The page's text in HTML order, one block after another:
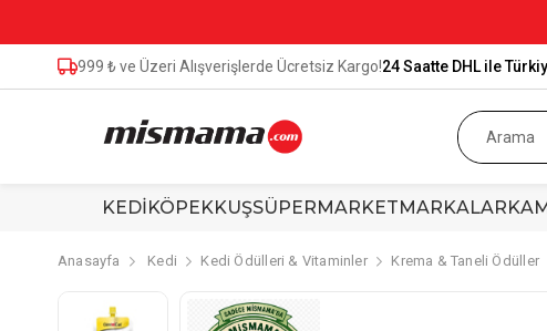
999 ₺ ve Üzeri Alışverişlerde Ücretsiz Kargo!24 Saatte DHL ile
KEDİKÖPEKKUŞSÜPERMARKETMARKALAR
Anasayfa Kedi Kedi Ödülleri & Vitaminler Krema & Taneli Ödüller